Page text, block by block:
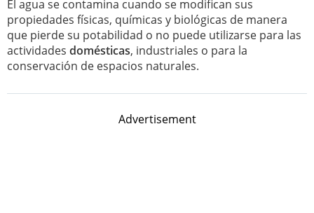
El agua se contamina cuando se modifican sus
propiedades físicas, químicas y biológicas de manera
que pierde su potabilidad o no puede utilizarse para las
actividades domésticas, industriales o para la
conservación de espacios naturales.
Advertisement